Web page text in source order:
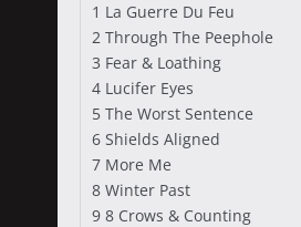
1 La Guerre Du Feu
2 Through The Peephole
3 Fear & Loathing
4 Lucifer Eyes
5 The Worst Sentence
6 Shields Aligned
7 More Me
8 Winter Past
9 8 Crows & Counting